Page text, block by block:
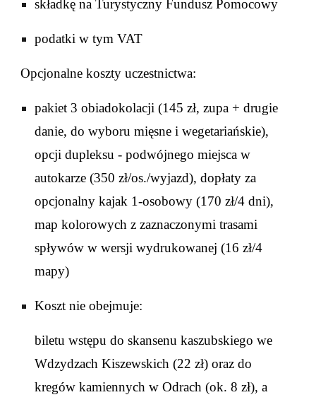
składkę na Turystyczny Fundusz Pomocowy
podatki w tym VAT
Opcjonalne koszty uczestnictwa:
pakiet 3 obiadokolacji (145 zł, zupa + drugie
danie, do wyboru mięsne i wegetariańskie),
opcji dupleksu - podwójnego miejsca w
autokarze (350 zł/os./wyjazd), dopłaty za
opcjonalny kajak 1-osobowy (1 70 zł/4 dni),
map kolorowych z zaznaczonymi trasami
spływów w wersji wydrukowanej (16 zł/4
mapy)
Koszt nie obejmuje:
biletu wstępu do skansenu kaszubskiego we
Wdzydzach Kiszewskich (22 zł) oraz do
kregów kamiennych w Odrach (ok. 8 zł), a